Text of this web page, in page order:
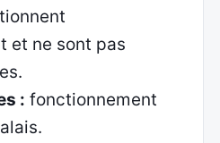
et ne sont pas
: fonctionnement